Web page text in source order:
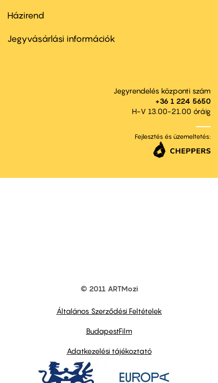
Footer
second
Házirend
Jegyvásárlási információk
Jegyrendelés központi szám
+36 1 224 5650
H-V 13.00-21.00 óráig
Fejlesztés és üzemeltetés:
© 2011 ARTMozi
Általános Szerződési Feltételek
BudapestFilm
Adatkezelési tájékoztató